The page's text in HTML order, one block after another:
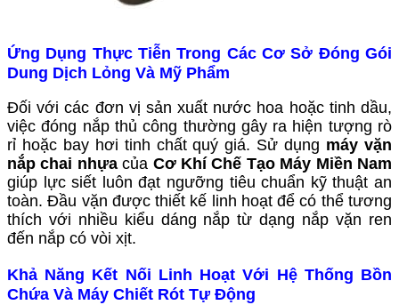
Ứng Dụng Thực Tiễn Trong Các Cơ Sở Đóng Gói
Dung Dịch Lỏng Và Mỹ Phẩm
Đối với các đơn vị sản xuất nước hoa hoặc tinh dầu,
việc đóng nắp thủ công thường gây ra hiện tượng rò
rỉ hoặc bay hơi tinh chất quý giá. Sử dụng máy vặn
nắp chai nhựacủa Cơ Khí Chế Tạo Máy Miền Nam
giúp lực siết luôn đạt ngưỡng tiêu chuẩn kỹ thuật an
toàn. Đầu vặn được thiết kế linh hoạt để có thể tương
thích với nhiều kiểu dáng nắp từ dạng nắp vặn ren
đến nắp có vòi xịt.
Khả Năng Kết Nối Linh Hoạt Với Hệ Thống Bồn
Chứa Và Máy Chiết Rót Tự Động